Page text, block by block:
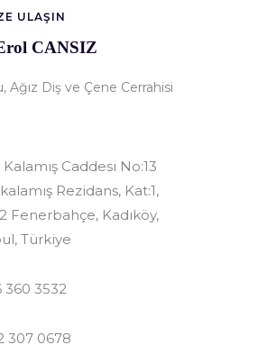
ULAŞIN
CANSIZ
Ağız Diş ve Çene Cerrahisi
Caddesi No:13
Rezidans, Kat:1,
Fenerbahçe, Kadıköy,
Türkiye
360 3532
307 0678